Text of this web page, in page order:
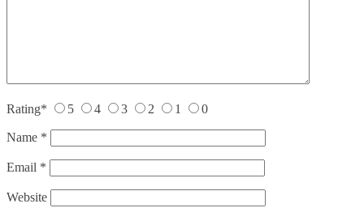
Rating* 5 4 3 2 1 0
Name *
Email *
Website